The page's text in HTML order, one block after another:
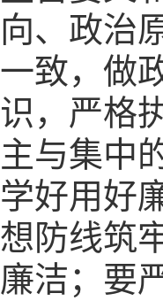
向、政治
一致，做
识，严格
主与集中
学好用好
想防线筑
廉洁；要